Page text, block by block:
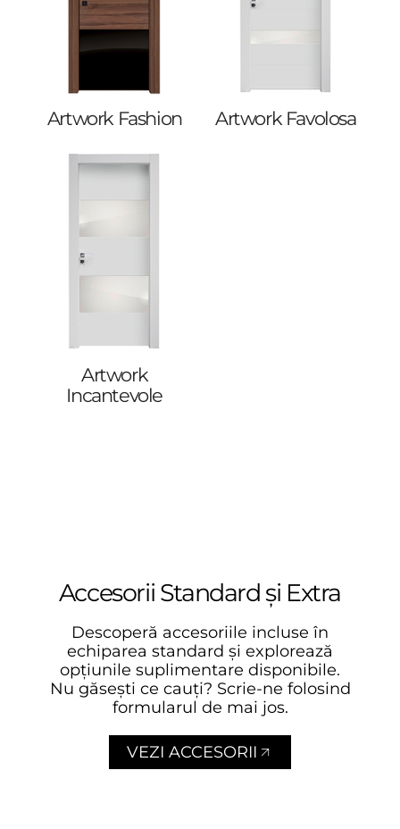
Artwork Fashion Artwork Favolosa
Artwork
Incantevole
Accesorii Standard și Extra
Descoperă accesoriile incluse în
echiparea standard și explorează
opțiunile suplimentare disponibile.
Nu găsești ce cauți? Scrie-ne folosind
formularul de mai jos.
VEZI ACCESORII